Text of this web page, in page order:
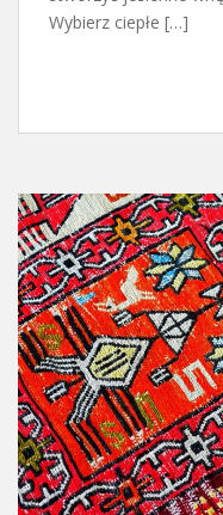
Wybierz ciepłe […]